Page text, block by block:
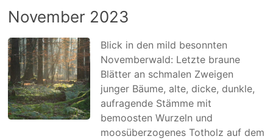
November 2023
Blick in den mild besonnten
Novemberwald: Letzte braune
Blätter an schmalen Zweigen
junger Bäume, alte, dicke, dunkle,
aufragende Stämme mit
bemoosten Wurzeln und
moosüberzogenes Totholz auf dem